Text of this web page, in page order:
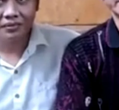
i
P
e
d
i
o
b
a
t